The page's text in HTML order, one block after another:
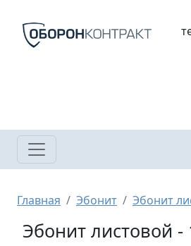
Строка навигации
Главная Эбонит Эбонит
Эбонит листовой